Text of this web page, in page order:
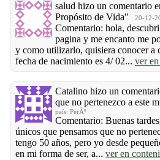
salud hizo un comentario
Propósito de Vida"
20-12-
Comentario: hola,
pagina y me encanto me
y como utilizarlo, quisiera conocer a
fecha de nacimiento es 4/ 02... ver
Catalino hizo un
que no pertenezco a este
país: PerÃº
Comentario: Buenas
únicos que pensamos que no
tengo 50 años, pero yo desde
en mi forma de ser, a... ver en